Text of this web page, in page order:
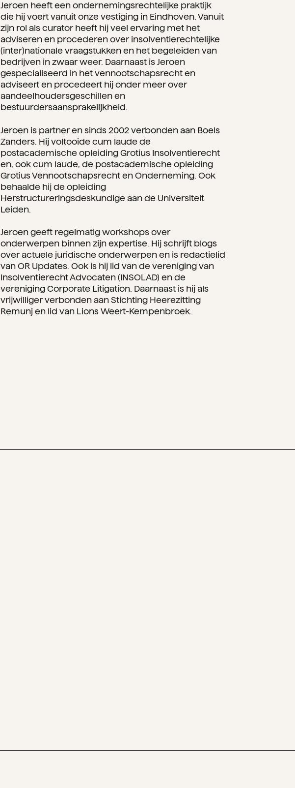
Jeroen heeft een ondernemingsrechtelijke praktijk
die hij voert vanuit onze vestiging in Eindhoven. Vanuit
zijn rol als curator heeft hij veel ervaring met het
adviseren en procederen over insolventierechtelijke
(inter)nationale vraagstukken en het begeleiden van
bedrijven in zwaar weer. Daarnaast is Jeroen
gespecialiseerd in het vennootschapsrecht en
adviseert en procedeert hij onder meer over
aandeelhoudersgeschillen en
bestuurdersaansprakelijkheid.
Jeroen is partner en sinds 2002 verbonden aan Boels
Zanders. Hij voltooide cum laude de
postacademische opleiding Grotius Insolventierecht
en, ook cum laude, de postacademische opleiding
Grotius Vennootschapsrecht en Onderneming. Ook
behaalde hij de opleiding
Herstructureringsdeskundige aan de Universiteit
Leiden.
Jeroen geeft regelmatig workshops over
onderwerpen binnen zijn expertise. Hij schrijft blogs
over actuele juridische onderwerpen en is redactielid
van OR Updates. Ook is hij lid van de vereniging van
Insolventierecht Advocaten (INSOLAD) en de
vereniging Corporate Litigation. Daarnaast is hij als
vrijwilliger verbonden aan Stichting Heerezitting
Remunj en lid van Lions Weert-Kempenbroek.